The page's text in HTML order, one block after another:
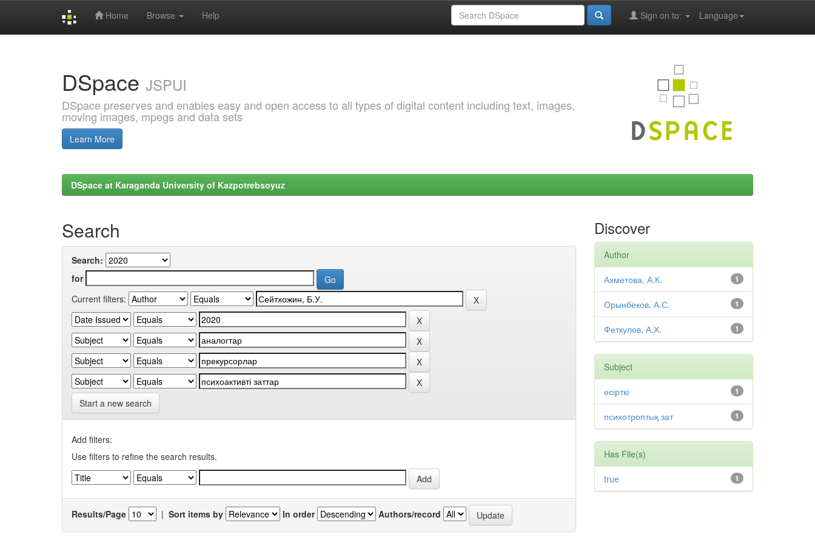
Home Browse Help Language
Sign on to:
DSpace JSPUI
DSpace preserves and enables easy and open access to all types of digital content including text, images,
moving images, mpegs and data sets
Learn More
DSpace at Karaganda University of Kazpotrebsoyuz
Search
Search:
for
Current filters:
Start a new search
Add filters:
Use filters to refine the search results.
Results/Page | Sort items by In order Authors/record
Discover
Author
1
Ахметова, А.К.
1
Орынбеков, А.С.
1
Феткулов, А.Х.
Subject
1
есірткі
1
психотроптық зат
Has File(s)
1
true